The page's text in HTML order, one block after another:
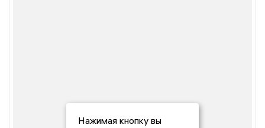
Нажимая кнопку вы